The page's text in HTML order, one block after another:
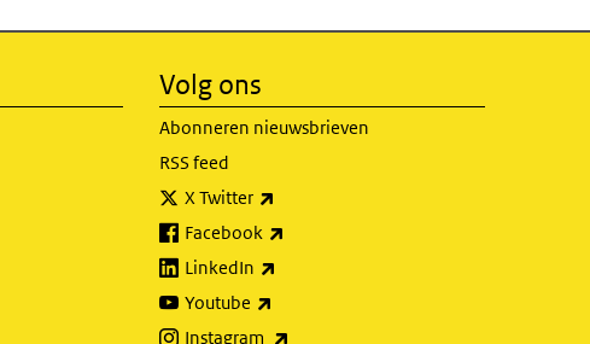
Volg ons
Abonneren nieuwsbrieven
RSS feed
X Twitter
Facebook
LinkedIn
Youtube
Instagram